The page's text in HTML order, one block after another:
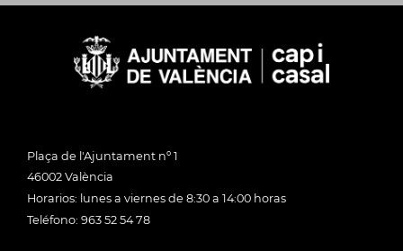
Plaça de l'Ajuntament nº 1
46002 València
Horarios: lunes a viernes de 8:30 a 14:00 horas
Teléfono: 963 52 54 78